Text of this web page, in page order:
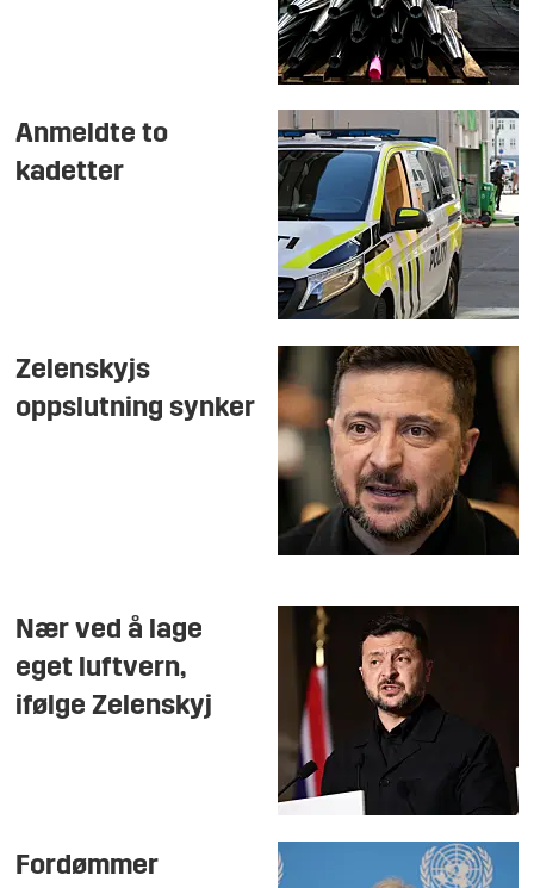
Anmeldte to
kadetter
Zelenskyjs
oppslutning synker
Nær ved å lage
eget luftvern,
ifølge Zelenskyj
Fordømmer